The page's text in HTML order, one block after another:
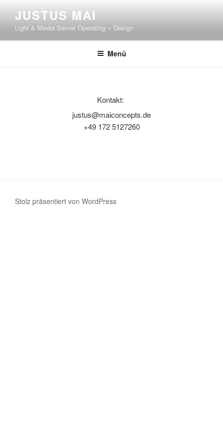
Inhalt
springen
JUSTUS MAI
Light & Media Server Operating + Design
Menü
Kontakt:
justus@maiconcepts.de
+49 172 5127260
Stolz präsentiert von WordPress